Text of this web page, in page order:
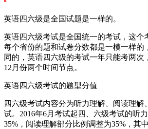
英语四六级是全国试题是一样的。
英语四六级考试是全国统一的考试，这个
每个省份的题和试卷分数都是一模一样的
同的，英语四六级的考试一年只能考两次
12月份两个时间节点。
英语四六级考试的题型分值
四六级考试内容分为听力理解、阅读理解
试。2016年6月考试起四、六级考试的听
35%，阅读理解部分比例调整为35%，其